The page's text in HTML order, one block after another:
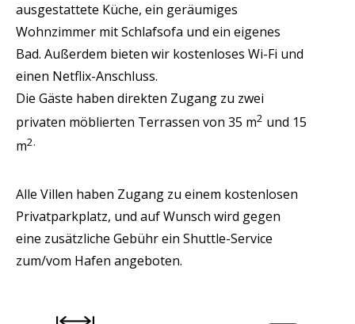
ausgestattete Küche, ein geräumiges
Wohnzimmer mit Schlafsofa und ein eigenes
Bad. Außerdem bieten wir kostenloses Wi-Fi und
einen Netflix-Anschluss.
Die Gäste haben direkten Zugang zu zwei
privaten möblierten Terrassen von 35 m2 und 15
m2.
Alle Villen haben Zugang zu einem kostenlosen
Privatparkplatz, und auf Wunsch wird gegen
eine zusätzliche Gebühr ein Shuttle-Service
zum/vom Hafen angeboten.